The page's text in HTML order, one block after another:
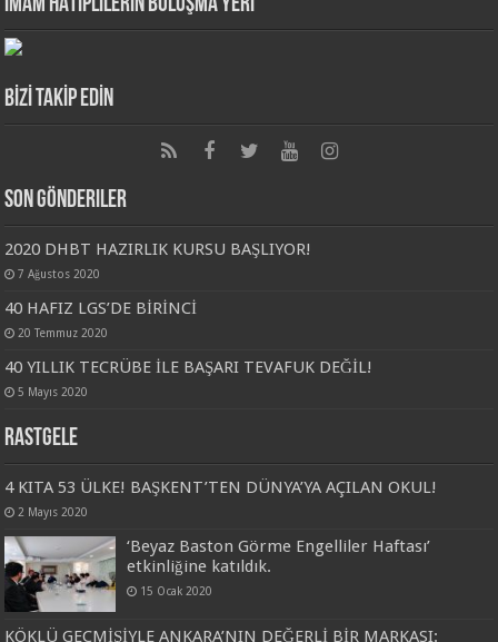
İMAM HATİPLİLERİN BULUŞMA YERİ
BİZİ TAKİP EDİN
Son Gönderiler
2020 DHBT HAZIRLIK KURSU BAŞLIYOR!
7 Ağustos 2020
40 HAFIZ LGS’DE BİRİNCİ
20 Temmuz 2020
40 YILLIK TECRÜBE İLE BAŞARI TEVAFUK DEĞİL!
5 Mayıs 2020
Rastgele
4 KITA 53 ÜLKE! BAŞKENT’TEN DÜNYA’YA AÇILAN OKUL!
2 Mayıs 2020
‘Beyaz Baston Görme Engelliler Haftası’
etkinliğine katıldık.
15 Ocak 2020
KÖKLÜ GEÇMİŞİYLE ANKARA’NIN DEĞERLİ BİR MARKASI: